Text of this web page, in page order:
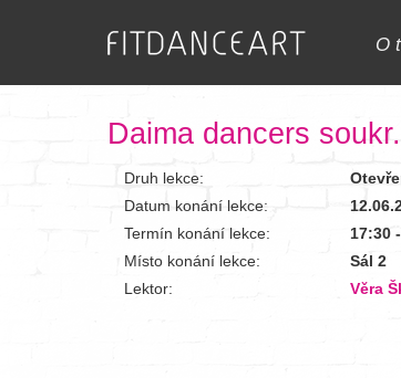
O
Daima dancers
Druh lekce:
Datum konání lekce:
Termín konání lekce:
17:30
Místo konání lekce:
Sál 2
Lektor:
Věra